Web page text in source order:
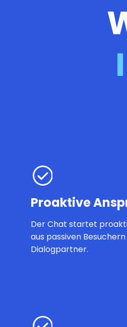
Proaktive
Der Chat startet
aus passiven
Dialogpartner.